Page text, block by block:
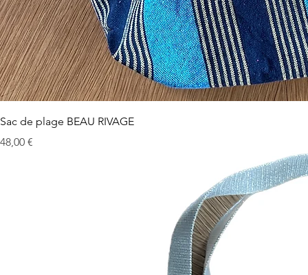
Sac de plage BEAU RIVAGE
Prix
48,00 €